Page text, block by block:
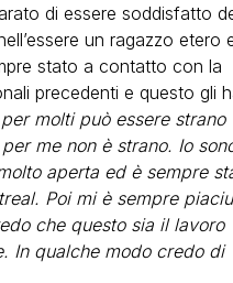
di essere soddisfatto
un ragazzo etero
stato a contatto con la
precedenti e questo gli
molti può essere strano
me non è strano. Io
aperta ed è sempre
Poi mi è sempre
che questo sia il lavoro
In qualche modo credo di